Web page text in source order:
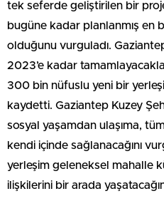
tek seferde geliştirilen bir
bugüne kadar planlanmış en
olduğunu vurguladı.
2023’e kadar
300 bin nüfuslu yeni bir
kaydetti. Gaziantep Kuzey
sosyal yaşamdan ulaşıma,
kendi içinde sağlanacağını
yerleşim geleneksel mahalle
ilişkilerini bir arada